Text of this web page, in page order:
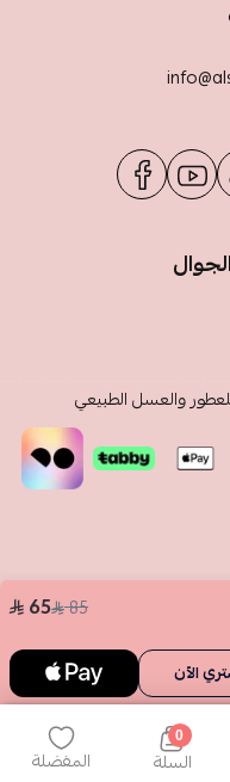
85
65
الآن
والعسل الطبيعي
0
السلة المفضلة